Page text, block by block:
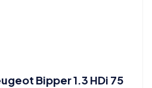
Bipper 1.3 HDi 75